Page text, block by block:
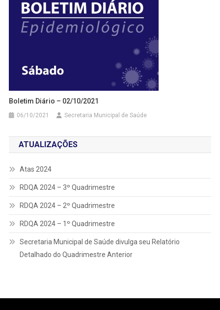
Boletim Diário – 02/10/2021
06/10/2021 Secretaria Municipal de Saúde
ATUALIZAÇÕES
Atas 2024
RDQA 2024 – 3º Quadrimestre
RDQA 2024 – 2º Quadrimestre
RDQA 2024 – 1º Quadrimestre
Secretaria Municipal de Saúde divulga seu Relatório
Detalhado do Quadrimestre Anterior